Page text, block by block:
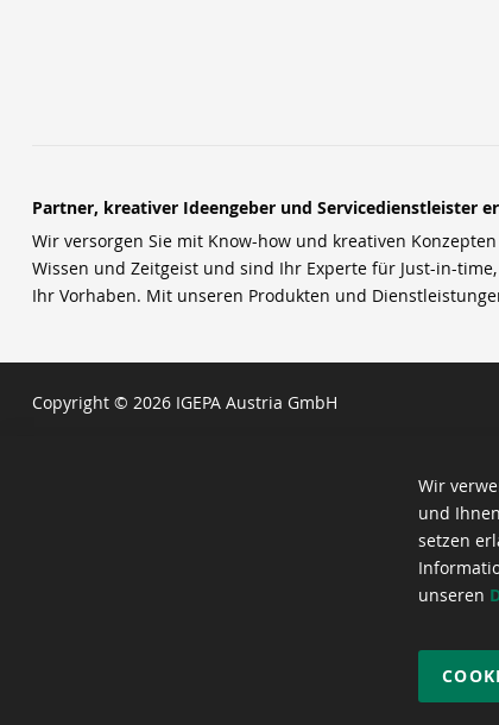
Partner, kreativer Ideengeber und Servicedienstleister
Wir versorgen Sie mit Know-how und kreativen
Wissen und Zeitgeist und sind Ihr Experte für Just-in-
Ihr Vorhaben. Mit unseren Produkten und
Copyright © 2026 IGEPA Austria GmbH
Wir
und
setzen
unseren